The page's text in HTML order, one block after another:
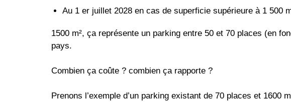
Au 1 er juillet 2028 en cas de superficie supérieure à 1 500
1500 m², ça représente un parking entre 50 et 70 places (en
pays.
Combien ça coûte ? combien ça rapporte ?
Prenons l’exemple d’un parking existant de 70 places et 1600